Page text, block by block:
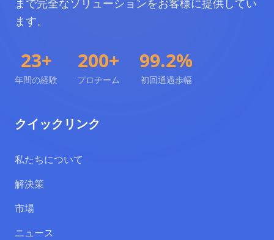
まで完全なソリューションをお客様に提供してい
ます。
23+
年間の経験
200+
プロチーム
99.2%
初回通過歩幅
クイックリンク
私たちについて
解決策
市場
ニュース